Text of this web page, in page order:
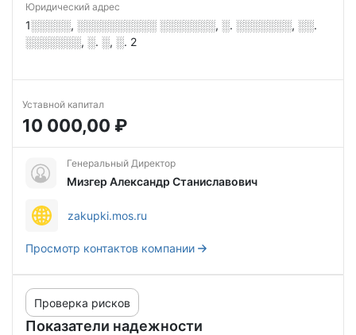
Юридический адрес
1░░░░░, ░░░░░░░░░░ ░░░░░░░, ░. ░░░░░░░, ░░.
░░░░░░░, ░. ░, ░. 2
Уставной капитал
10 000,00 ₽
Генеральный Директор
Мизгер Александр Станиславович
zakupki.mos.ru
Просмотр контактов компании
Показатели надежности
Проверка рисков